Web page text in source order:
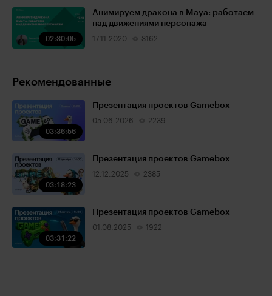
02:30:05
Анимируем дракона в Maya: работаем
над движениями персонажа
17.11.2020 3162
Рекомендованные
03:36:56
Презентация проектов Gamebox
05.06.2026 2239
03:18:23
Презентация проектов Gamebox
12.12.2025 2385
03:31:22
Презентация проектов Gamebox
01.08.2025 1922